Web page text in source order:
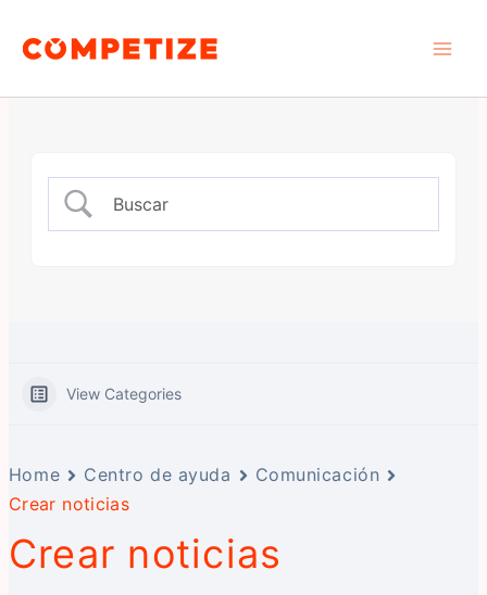
contenido
View Categories
Home Centro de ayuda
Comunicación
Crear noticias
Crear noticias